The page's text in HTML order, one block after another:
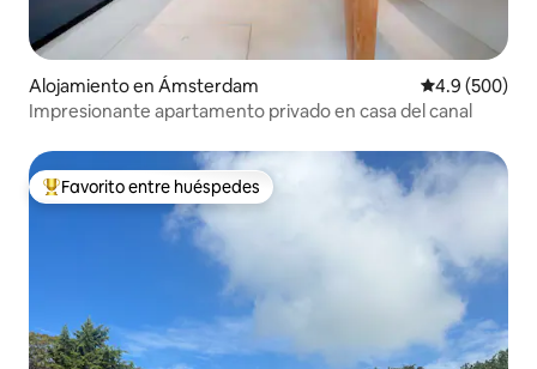
Alojamiento en Ámsterdam Calificación
4.9 (500)
Impresionante apartamento privado en casa del canal
Favorito entre huéspedes preferido
Favorito entre huéspedes